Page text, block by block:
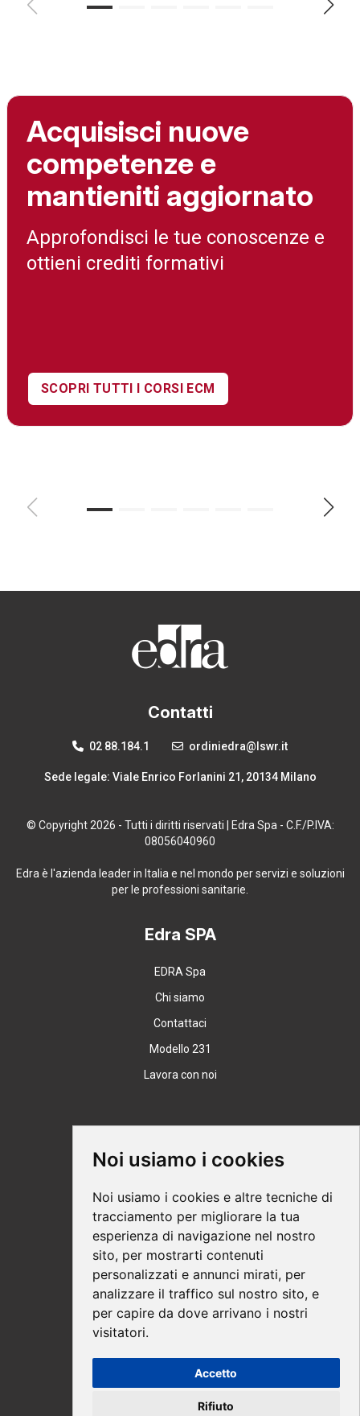
Noi usiamo i cookies
Noi usiamo i cookies e altre tecniche di
tracciamento per migliorare la tua
esperienza di navigazione nel nostro
sito, per mostrarti contenuti
personalizzati e annunci mirati, per
analizzare il traffico sul nostro sito, e
per capire da dove arrivano i nostri
visitatori.
Accetto
Rifiuto
Acquisisci nuove
competenze e
mantieniti aggiornato
Approfondisci le tue conoscenze e
ottieni crediti formativi
SCOPRI TUTTI I CORSI ECM
Contatti
02 88.184.1 ordiniedra@lswr.it
Sede legale: Viale Enrico Forlanini 21, 20134 Milano
© Copyright 2026 - Tutti i diritti riservati | Edra Spa - C.F./P.IVA:
08056040960
Edra è l'azienda leader in Italia e nel mondo per servizi e soluzioni
per le professioni sanitarie.
Edra SPA
EDRA Spa
Chi siamo
Contattaci
Modello 231
Lavora con noi
Supporto
Modalità di acquisto
Ebook help
Privacy
Recesso
Spedizione
Pagamenti sicuri